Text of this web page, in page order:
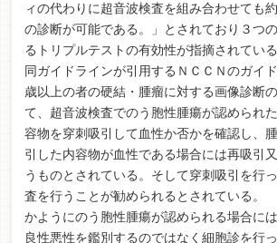
ィの代わりに超音波検査を組み合わせても
の診断が可能である。」とされており３つ
るトリプルテストの有効性が指摘されている
同ガイドラインが引用するＮＣＣＮのガイ
歳以上の者の硬結・腫瘤に対する画像診断
て、超音波検査でのう胞性腫瘍が認められ
容物を穿刺吸引して血性か否かを確認し、
引した内容物が血性である場合には再吸引
うものとされている。そして穿刺吸引を行
査を行うことが勧められるとされている。
かようにのう胞性腫瘍が認められる場合に
良性悪性を鑑別するのではなく細胞診を行